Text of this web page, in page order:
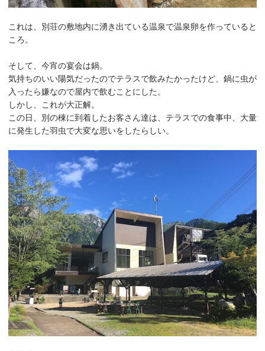
これは、別荘の敷地内に湧き出ている温泉で温泉卵を作っていると
ころ。
そして、今宵の宴会は鍋。
気持ちのいい陽気だったのでテラスで飲みたかったけど、鍋に虫が
入ったら嫌なので屋内で飲むことにした。
しかし、これが大正解。
この日、別の棟に到着したお客さん達は、テラスでの食事中、大量
に発生した羽虫で大変な思いをしたらしい。